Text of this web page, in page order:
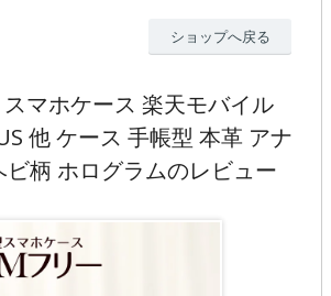
ショップへ戻る
マホケース 楽天モバイル
他 ケース 手帳型 本革 アナ
ビ柄 ホログラムのレビュー